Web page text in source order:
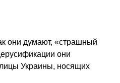
они думают, «страшный
они
Украины, носящих